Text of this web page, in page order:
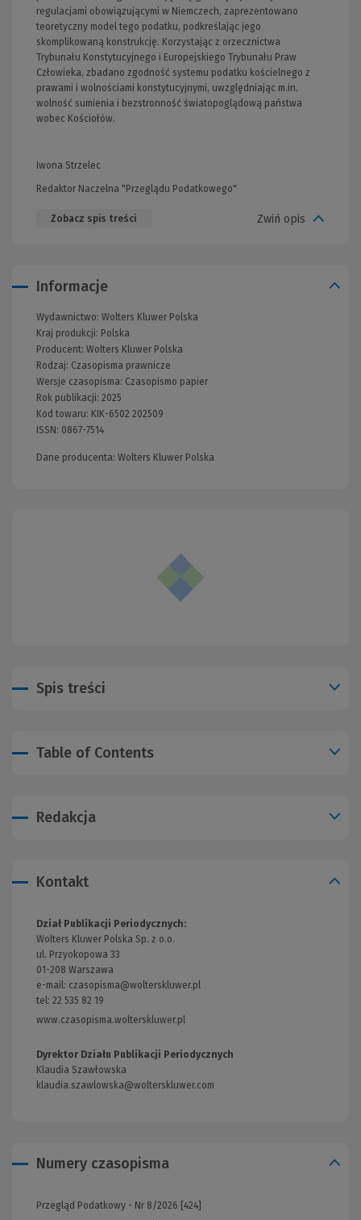
regulacjami obowiązującymi w Niemczech, zaprezentowano
teoretyczny model tego podatku, podkreślając jego
skomplikowaną konstrukcję. Korzystając z orzecznictwa
Trybunału Konstytucyjnego i Europejskiego Trybunału Praw
Człowieka, zbadano zgodność systemu podatku kościelnego z
prawami i wolnościami konstytucyjnymi, uwzględniając m.in.
wolność sumienia i bezstronność światopoglądową państwa
wobec Kościołów.
Iwona Strzelec
Redaktor Naczelna "Przeglądu Podatkowego"
Zobacz spis treści Zwiń opis
Informacje
Wydawnictwo: Wolters Kluwer Polska
Kraj produkcji: Polska
Producent: Wolters Kluwer Polska
Rodzaj: Czasopisma prawnicze
Wersje czasopisma: Czasopismo papier
Rok publikacji: 2025
Kod towaru: KIK-6502 202509
ISSN: 0867-7514
Dane producenta: Wolters Kluwer Polska
Spis treści
Table of Contents
Redakcja
Kontakt
Dział Publikacji Periodycznych:
Wolters Kluwer Polska Sp. z o.o.
ul. Przyokopowa 33
01-208 Warszawa
e-mail: czasopisma@wolterskluwer.pl
tel: 22 535 82 19
www.czasopisma.wolterskluwer.pl
innej
Dyrektor Działu Publikacji Periodycznych
Klaudia Szawłowska
klaudia.szawlowska@wolterskluwer.com
Numery czasopisma
Przegląd Podatkowy - Nr 8/2026 [424]